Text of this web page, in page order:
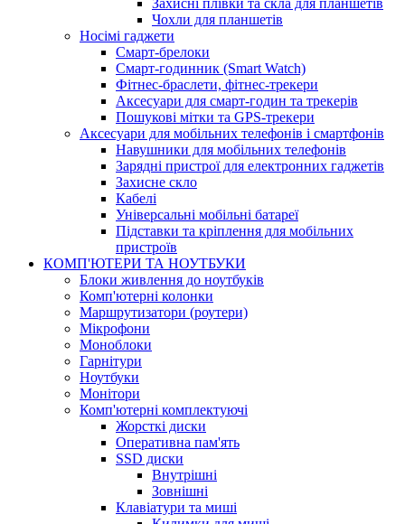
Захисні плівки та скла для планшетів
Чохли для планшетів
Носімі гаджети
Смарт-брелоки
Смарт-годинник (Smart Watch)
Фітнес-браслети, фітнес-трекери
Аксесуари для смарт-годин та трекерів
Пошукові мітки та GPS-трекери
Аксесуари для мобільних телефонів і смартфонів
Навушники для мобільних телефонів
Зарядні пристрої для електронних гаджетів
Захисне скло
Кабелі
Універсальні мобільні батареї
Підставки та кріплення для мобільних
пристроїв
КОМП'ЮТЕРИ ТА НОУТБУКИ
Блоки живлення до ноутбуків
Комп'ютерні колонки
Маршрутизатори (роутери)
Мікрофони
Моноблоки
Гарнітури
Ноутбуки
Монітори
Комп'ютерні комплектуючі
Жорсткі диски
Оперативна пам'ять
SSD диски
Внутрішні
Зовнішні
Клавіатури та миші